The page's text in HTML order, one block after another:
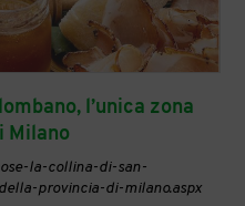
l’unica zona
Milano
la-collina-di-san-
provincia-di-milano.aspx